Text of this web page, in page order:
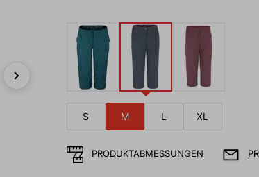
S M L XL
PRODUKTABMESSUNGEN